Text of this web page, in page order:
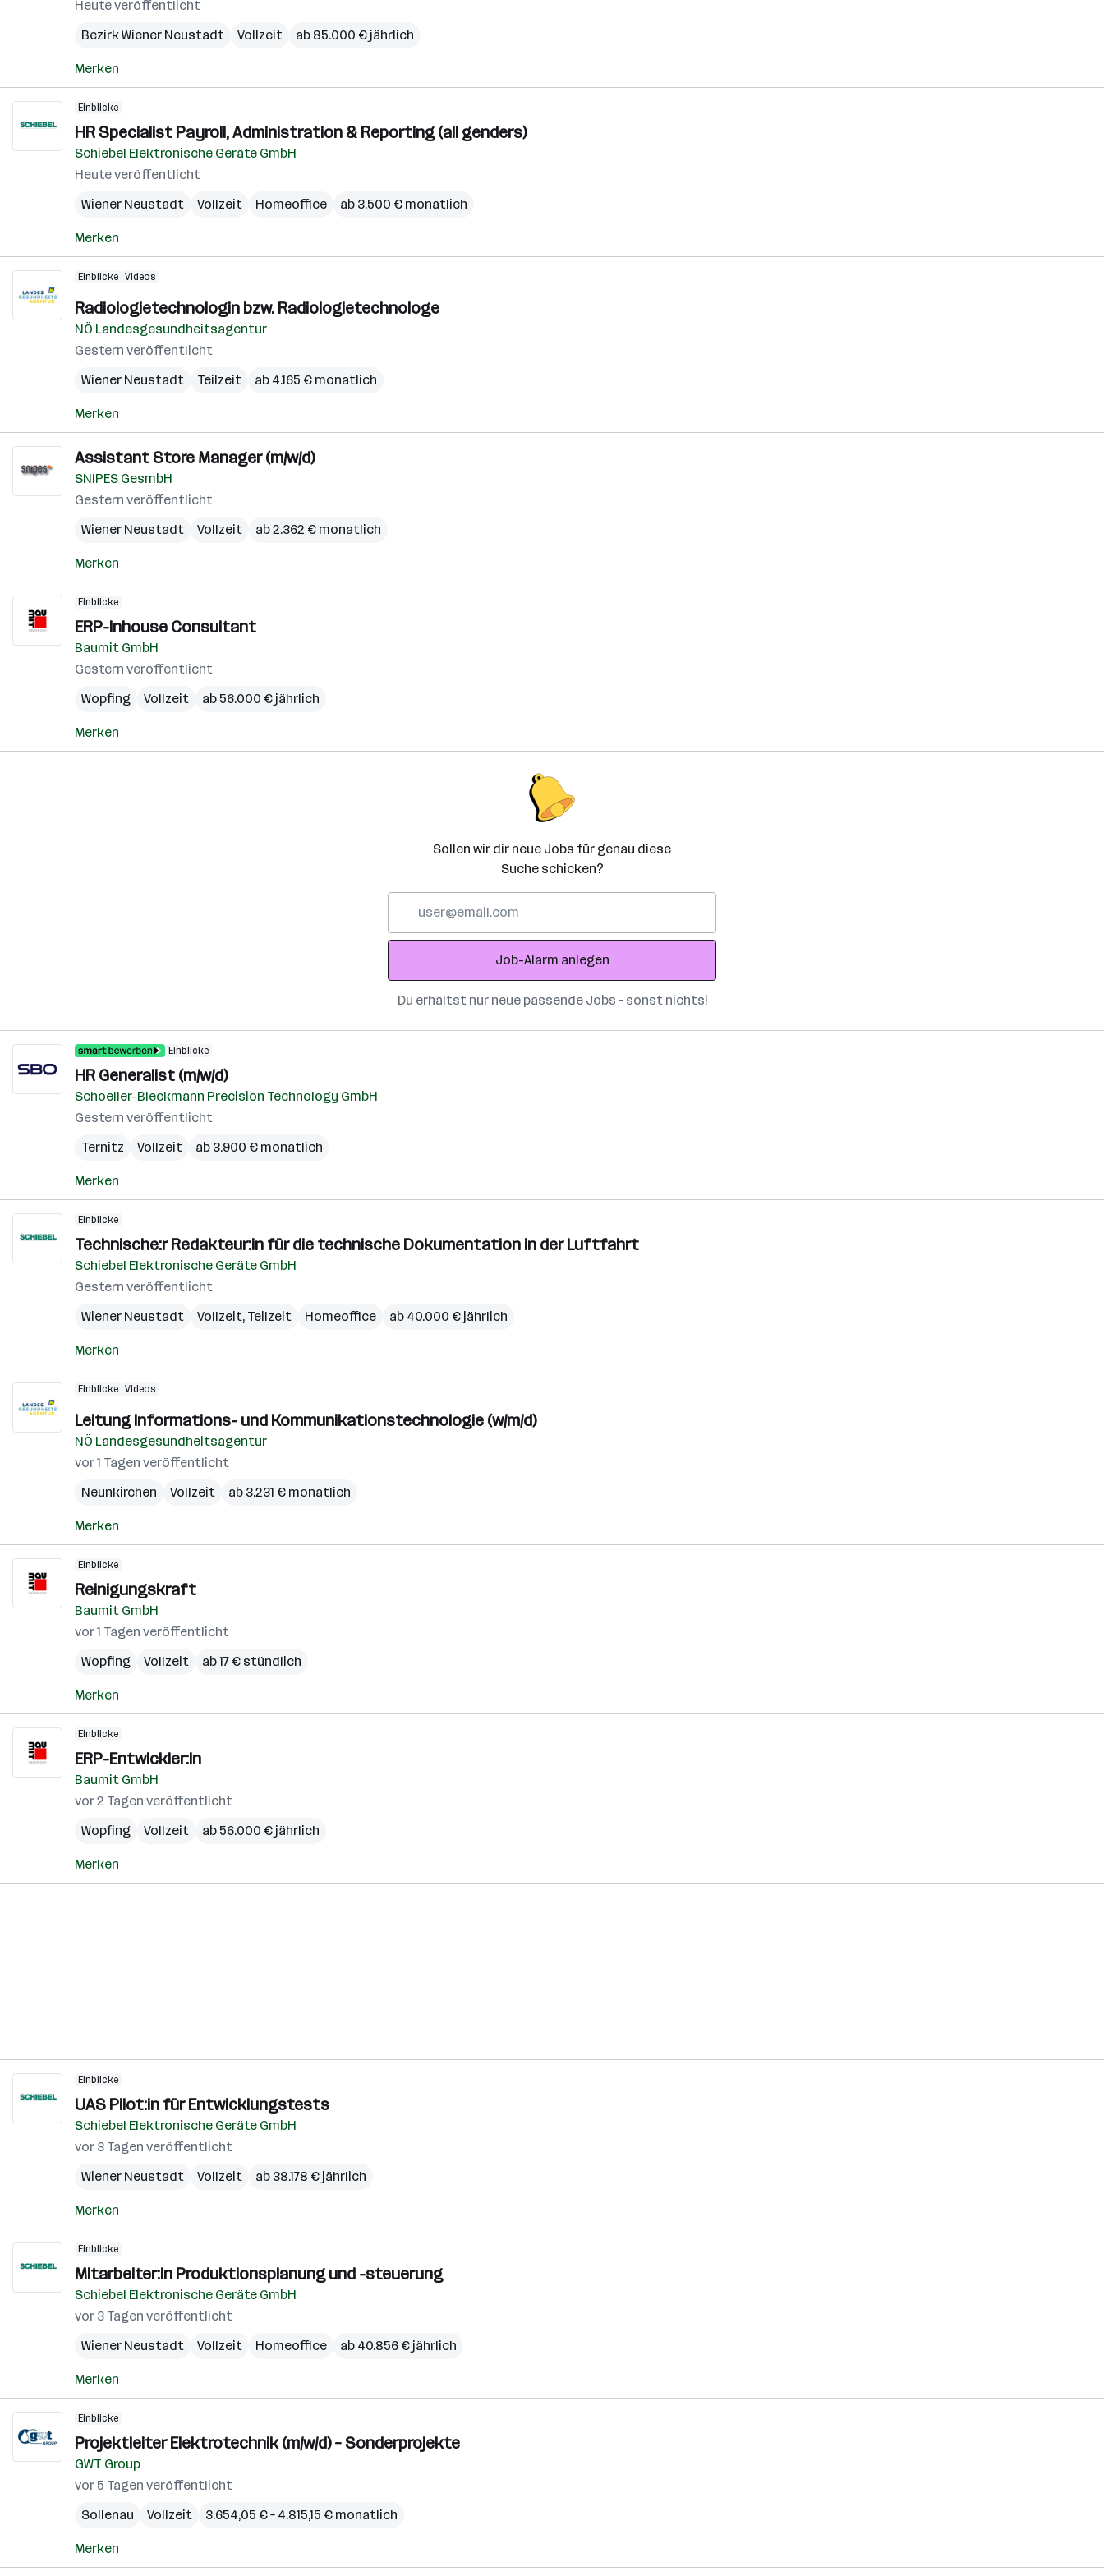
Heute veröffentlicht
Bezirk Wiener Neustadt
Vollzeit ab 85.000 € jährlich
Merken
Einblicke
HR Specialist Payroll, Administration & Reporting (all genders)
Schiebel Elektronische Geräte GmbH
Heute veröffentlicht
Wiener Neustadt
Vollzeit Homeoffice ab 3.500 € monatlich
Merken
Einblicke Videos
Radiologietechnologin bzw. Radiologietechnologe
NÖ Landesgesundheitsagentur
Gestern veröffentlicht
Wiener Neustadt
Teilzeit ab 4.165 € monatlich
Merken
Assistant Store Manager (m/w/d)
SNIPES GesmbH
Gestern veröffentlicht
Wiener Neustadt
Vollzeit ab 2.362 € monatlich
Merken
Einblicke
ERP-Inhouse Consultant
Baumit GmbH
Gestern veröffentlicht
Wopfing
Vollzeit ab 56.000 € jährlich
Merken
Sollen wir dir neue Jobs für genau diese
Suche schicken?
Adresse
Job-Alarm anlegen
Du erhältst nur neue passende Jobs – sonst nichts!
Einblicke
HR Generalist (m/w/d)
Schoeller-Bleckmann Precision Technology GmbH
Gestern veröffentlicht
Ternitz
Vollzeit ab 3.900 € monatlich
Merken
Einblicke
Technische:r Redakteur:in für die technische Dokumentation in der Luftfahrt
Schiebel Elektronische Geräte GmbH
Gestern veröffentlicht
Wiener Neustadt
Vollzeit, Teilzeit Homeoffice ab 40.000 € jährlich
Merken
Einblicke Videos
Leitung Informations- und Kommunikationstechnologie (w/m/d)
NÖ Landesgesundheitsagentur
vor 1 Tagen veröffentlicht
Neunkirchen
Vollzeit ab 3.231 € monatlich
Merken
Einblicke
Reinigungskraft
Baumit GmbH
vor 1 Tagen veröffentlicht
Wopfing
Vollzeit ab 17 € stündlich
Merken
Einblicke
ERP-Entwickler:in
Baumit GmbH
vor 2 Tagen veröffentlicht
Wopfing
Vollzeit ab 56.000 € jährlich
Merken
Einblicke
UAS Pilot:in für Entwicklungstests
Schiebel Elektronische Geräte GmbH
vor 3 Tagen veröffentlicht
Wiener Neustadt
Vollzeit ab 38.178 € jährlich
Merken
Einblicke
Mitarbeiter:in Produktionsplanung und -steuerung
Schiebel Elektronische Geräte GmbH
vor 3 Tagen veröffentlicht
Wiener Neustadt
Vollzeit Homeoffice ab 40.856 € jährlich
Merken
Einblicke
Projektleiter Elektrotechnik (m/w/d) – Sonderprojekte
GWT Group
vor 5 Tagen veröffentlicht
Sollenau
Vollzeit 3.654,05 € – 4.815,15 € monatlich
Merken